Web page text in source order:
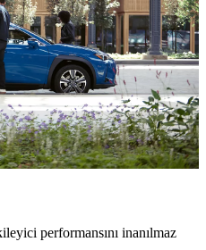
performansını inanılmaz